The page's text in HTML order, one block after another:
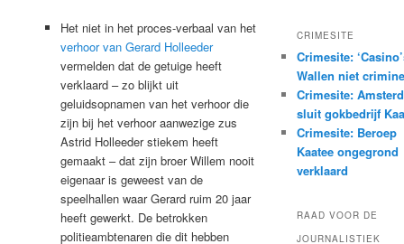
Het niet in het proces-verbaal van het
verhoor van Gerard Holleeder
vermelden dat de getuige heeft
verklaard – zo blijkt uit
geluidsopnamen van het verhoor die
zijn bij het verhoor aanwezige zus
Astrid Holleeder stiekem heeft
gemaakt – dat zijn broer Willem nooit
eigenaar is geweest van de
speelhallen waar Gerard ruim 20 jaar
heeft gewerkt. De betrokken
politieambtenaren die dit hebben
CRIMESITE
Crimesite:
Wallen niet
Crimesite:
sluit gokbedrijf
Crimesite: Beroep
Kaatee ongegrond
verklaard
RAAD VOOR DE
JOURNALISTIEK